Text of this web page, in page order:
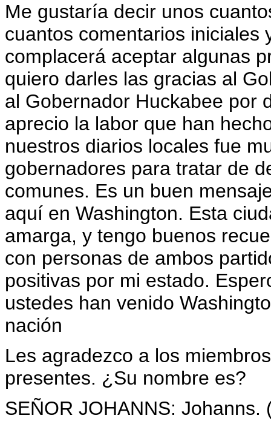
Me gustaría decir unos
cuantos comentarios iniciales
complacerá aceptar algunas
quiero darles las gracias al
al Gobernador Huckabee por
aprecio la labor que han
nuestros diarios locales fue
gobernadores para tratar de
comunes. Es un buen
aquí en Washington. Esta
amarga, y tengo buenos
con personas de ambos
positivas por mi estado.
ustedes han venido
nación
Les agradezco a los
presentes. ¿Su nombre es?
SEÑOR JOHANNS: Johanns.